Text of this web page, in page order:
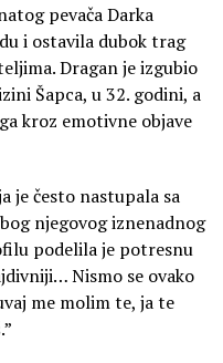
pevača Darka
i ostavila dubok trag
Dragan je izgubio
Šapca, u 32. godini, a
kroz emotivne objave
je često nastupala sa
njegovog iznenadnog
podelila je potresnu
Nismo se ovako
me molim te, ja te